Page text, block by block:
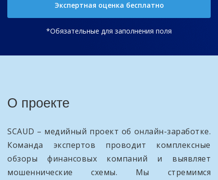
Экспертная оценка бесплатно
*Обязательные для заполнения поля
О проекте
SCAUD – медийный проект об онлайн-заработке.
Команда экспертов проводит комплексные
обзоры финансовых компаний и выявляет
мошеннические схемы. Мы стремимся